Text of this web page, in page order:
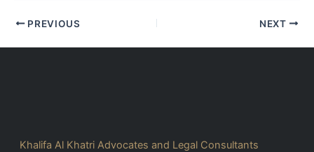
PREVIOUS NEXT
Khalifa Al Khatri Advocates and Legal Consultants